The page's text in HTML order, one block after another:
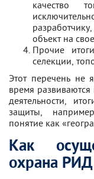
качество
объект на
Прочие
селекции,
Этот перечень не
время
деятельности,
защиты,
понятие как
Как
охрана РИД